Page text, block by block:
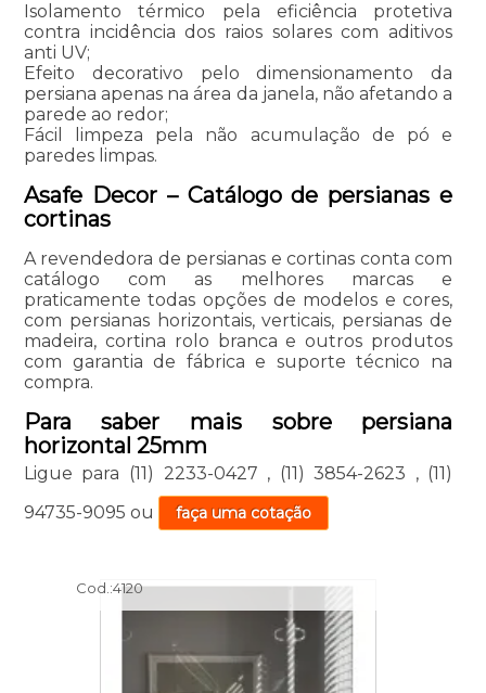
Isolamento térmico pela eficiência protetiva
contra incidência dos raios solares com aditivos
anti UV;
Efeito decorativo pelo dimensionamento da
persiana apenas na área da janela, não afetando a
parede ao redor;
Fácil limpeza pela não acumulação de pó e
paredes limpas.
Asafe Decor – Catálogo de persianas e
cortinas
A revendedora de persianas e cortinas conta com
catálogo com as melhores marcas e
praticamente todas opções de modelos e cores,
com persianas horizontais, verticais, persianas de
madeira, cortina rolo branca e outros produtos
com garantia de fábrica e suporte técnico na
compra.
Para saber mais sobre persiana
horizontal 25mm
Ligue para (11) 2233-0427 , (11) 3854-2623 , (11)
94735-9095 ou faça uma cotação
Cod.:4120